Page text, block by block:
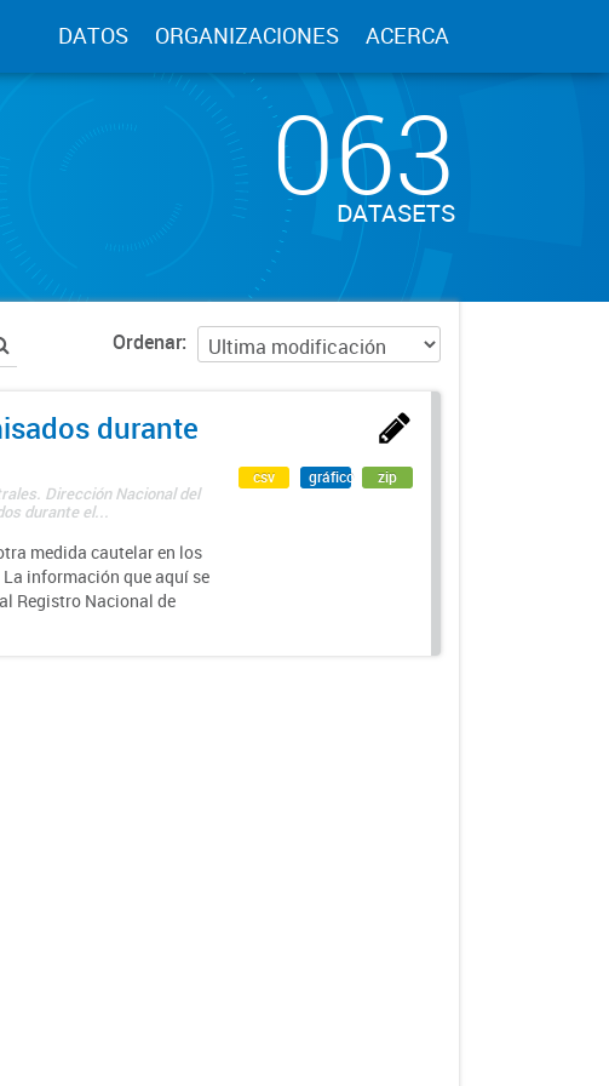
DATOS ORGANIZACIONES ACERCA
063
DATASETS
Ordenar
durante
Dirección Nacional del
durante el...
medida cautelar en los
información que aquí se
Registro Nacional de
csv gráfico zip